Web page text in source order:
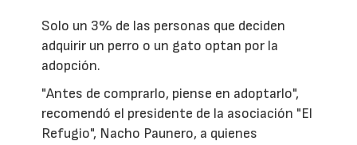
Solo un 3% de las personas que deciden
adquirir un perro o un gato optan por la
adopción.
"Antes de comprarlo, piense en adoptarlo",
recomendó el presidente de la asociación "El
Refugio", Nacho Paunero, a quienes